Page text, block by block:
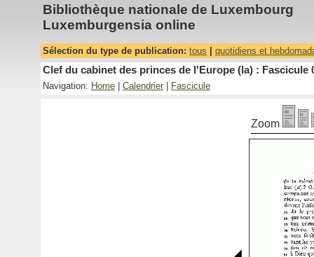
Bibliothèque nationale de Luxembourg
Luxemburgensia online
Sélection du type de publication: tous quotidiens et
Clef du cabinet des princes de l'Europe (la) : Fascicule
Navigation: Home Calendrier Fascicule
Zoom